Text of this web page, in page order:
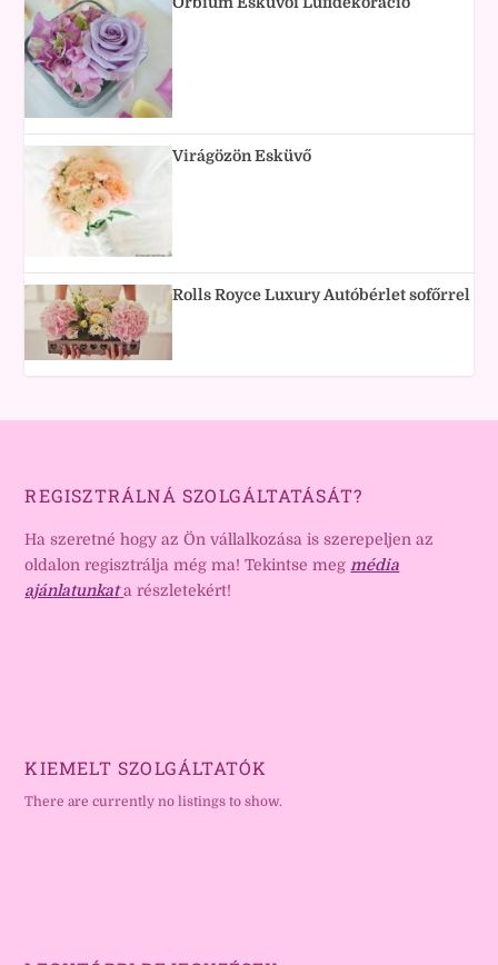
Virágözön Esküvő
Rolls Royce Luxury Autóbérlet sofőrrel
REGISZTRÁLNÁ SZOLGÁLTATÁSÁT?
Ha szeretné hogy az Ön vállalkozása is szerepeljen az
oldalon regisztrálja még ma! Tekintse meg média
ajánlatunkat a részletekért!
KIEMELT SZOLGÁLTATÓK
There are currently no listings to show.